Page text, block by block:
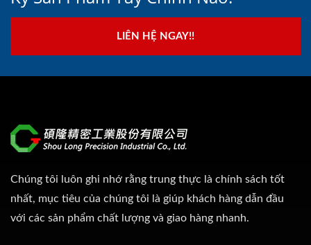
LIÊN HỆ NGAY!!
Chúng tôi luôn ghi nhớ rằng trung thực là chính sách tốt
nhất, mục tiêu của chúng tôi là giúp khách hàng dẫn đầu
với các sản phẩm chất lượng và giao hàng nhanh.